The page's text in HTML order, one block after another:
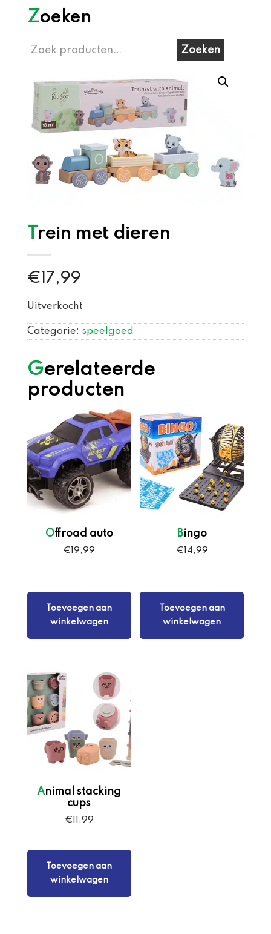
Zoeken
Zoeken
Zoeken
Trein met dieren
€ 17,99
Uitverkocht
Categorie: speelgoed
Gerelateerde
producten
Offroad auto
€ 19,99
Toevoegen aan
winkelwagen
Bingo
€ 14,99
Toevoegen aan
winkelwagen
Animal stacking
cups
€11,99
Toevoegen aan
winkelwagen